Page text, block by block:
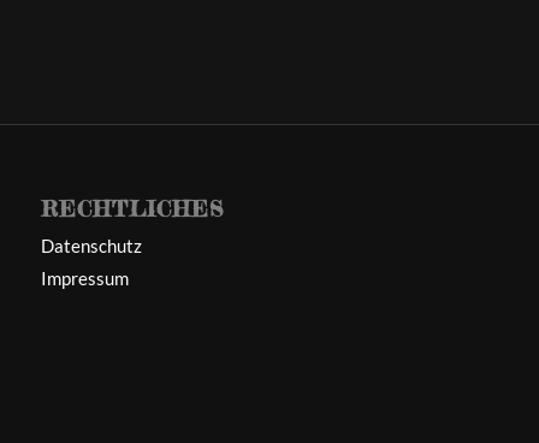
RECHTLICHES
Datenschutz
Impressum